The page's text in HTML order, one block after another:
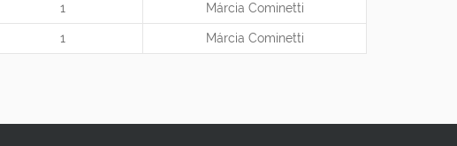
1 Márcia Cominetti
1 Márcia Cominetti